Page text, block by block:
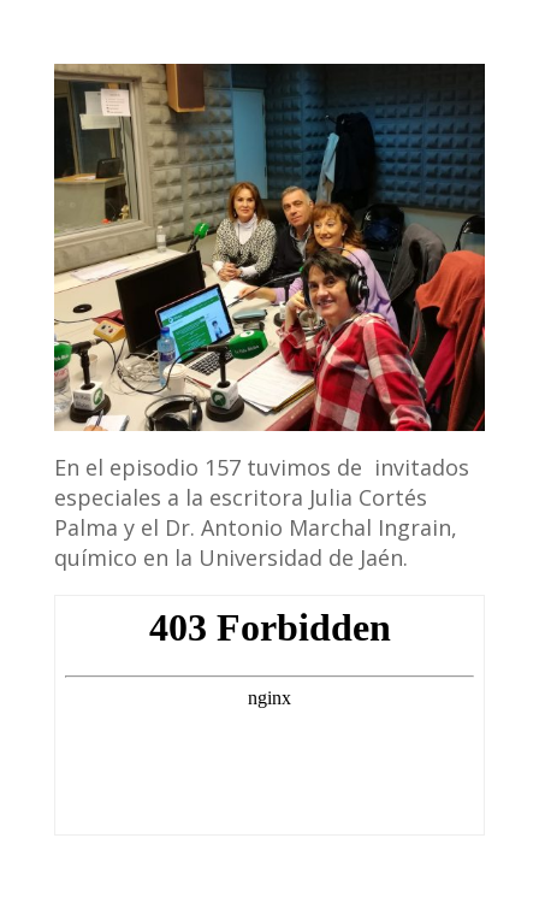
En el episodio 157 tuvimos de invitados
especiales a la escritora Julia Cortés
Palma y el Dr. Antonio Marchal Ingrain,
químico en la Universidad de Jaén.